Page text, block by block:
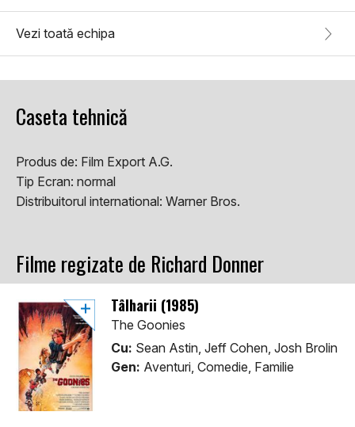
Vezi toată echipa
Caseta tehnică
Produs de: Film Export A.G.
Tip Ecran: normal
Distribuitorul international: Warner Bros.
Filme regizate de Richard Donner
Tâlharii (1985)
The Goonies
Cu: Sean Astin, Jeff Cohen, Josh Brolin
Gen: Aventuri, Comedie, Familie